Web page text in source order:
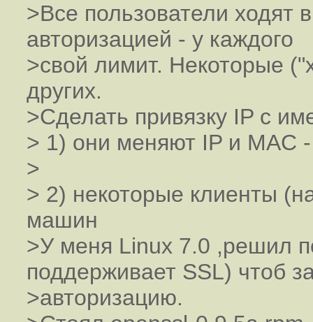
>Все пользователи ходят
авторизацией - у каждого
>свой лимит. Некоторые
других.
>Сделать привязку IP с
> 1) они меняют IP и MAC
>
> 2) некоторые клиенты
машин
>У меня Linux 7.0 ,решил
поддерживает SSL) чтоб
>авторизацию.